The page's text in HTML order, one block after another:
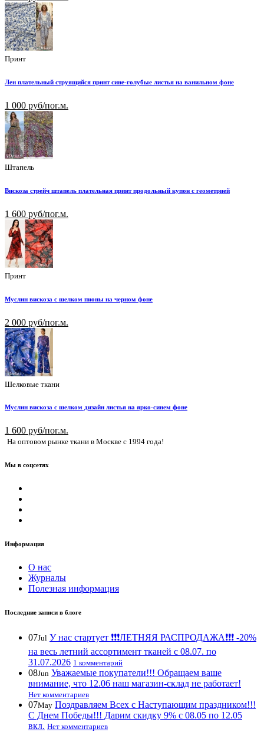
Принт
Лен плательный струящийся принт сине-голубые листья на ванильном фоне
1 000 руб/пог.м.
Штапель
Вискоза стрейч штапель плательная принт продольный купон с геометрией
1 600 руб/пог.м.
Принт
Муслин вискоза с шелком пионы на черном фоне
2 000 руб/пог.м.
Шелковые ткани
Муслин вискоза с шелком дизайн листья на ярко-синем фоне
1 600 руб/пог.м.
На оптовом рынке ткани в Москве с 1994 года!
Мы в соцсетях
Информация
О нас
Журналы
Полезная информация
Последние записи в блоге
07Jul У нас стартует ❗️❗️❗️ЛЕТНЯЯ РАСПРОДАЖА❗️❗️❗️ -20%
на весь летний ассортимент тканей с 08.07. по
31.07.2026 1 комментарий
08Jun Уважаемые покупатели!!! Обращаем ваше
внимание, что 12.06 наш магазин-склад не работает!
Нет комментариев
07May Поздравляем Всех с Наступающим праздником!!!
С Днем Победы!!! Дарим скидку 9% с 08.05 по 12.05
вкл. Нет комментариев